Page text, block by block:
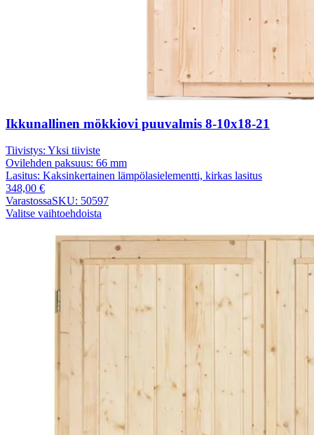
Ikkunallinen mökkiovi puuvalmis 8-10x18-21
Tiivistys: Yksi tiiviste
Ovilehden paksuus: 66 mm
Lasitus: Kaksinkertainen lämpölasielementti, kirkas lasitus
348,00 €
VarastossaSKU: 50597
Valitse vaihtoehdoista